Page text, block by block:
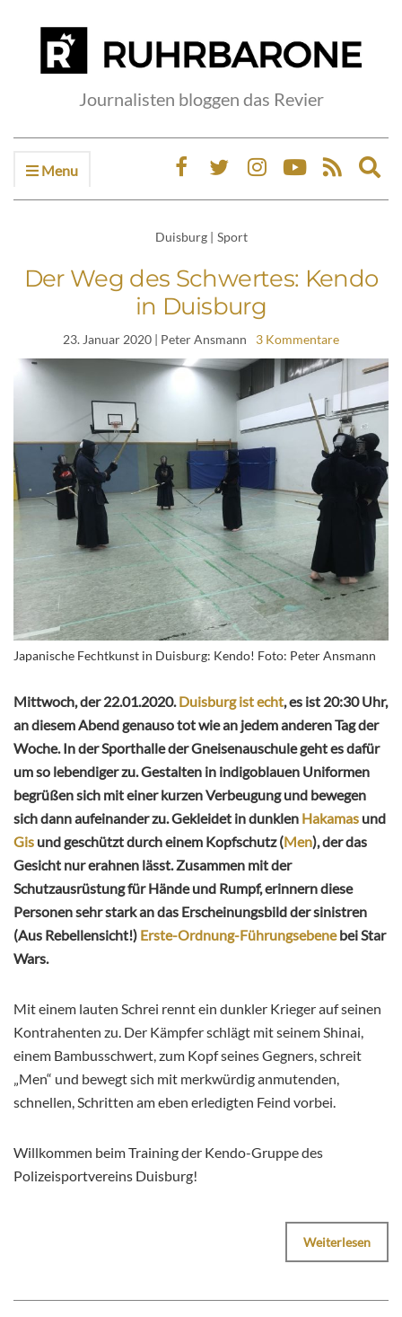
Journalisten bloggen das Revier
Menu
Duisburg | Sport
Der Weg des Schwertes: Kendo
in Duisburg
23. Januar 2020 | Peter Ansmann 3 Kommentare
Japanische Fechtkunst in Duisburg: Kendo! Foto: Peter Ansmann
Mittwoch, der 22.01.2020.Duisburg ist echt, es ist 20:30 Uhr,
an diesem Abend genauso tot wie an jedem anderen Tag der
Woche. In der Sporthalle der Gneisenauschule geht es dafür
um so lebendiger zu. Gestalten in indigoblauen Uniformen
begrüßen sich mit einer kurzen Verbeugung und bewegen
sich dann aufeinander zu. Gekleidet in dunklen Hakamas und
Gis und geschützt durch einem Kopfschutz (Men), der das
Gesicht nur erahnen lässt. Zusammen mit der
Schutzausrüstung für Hände und Rumpf, erinnern diese
Personen sehr stark an das Erscheinungsbild der sinistren
(Aus Rebellensicht!) Erste-Ordnung-Führungsebenebei Star
Wars.
Mit einem lauten Schrei rennt ein dunkler Krieger auf seinen
Kontrahenten zu. Der Kämpfer schlägt mit seinem Shinai,
einem Bambusschwert, zum Kopf seines Gegners, schreit
„Men“ und bewegt sich mit merkwürdig anmutenden,
schnellen, Schritten am eben erledigten Feind vorbei.
Willkommen beim Training der Kendo-Gruppe des
Polizeisportvereins Duisburg!
Weiterlesen